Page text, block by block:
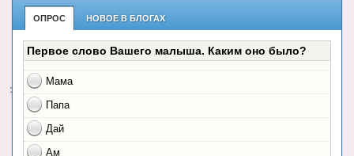
ОПРОС НОВОЕ В БЛОГАХ